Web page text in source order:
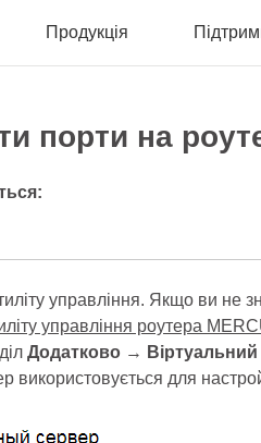
Продукція
порти на
управління. Якщо ви не
управління роутера
Додатково →
використовується для